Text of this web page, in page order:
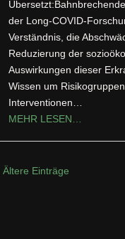
der Long-COVID-
Verständnis, die
Reduzierung der
Auswirkungen dieser
Wissen um
Interventionen…
MEHR LESEN…
Ältere Einträge